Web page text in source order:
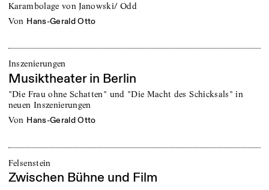
Karambolage von Janowski/ Odd
von Hans-Gerald Otto
Inszenierungen
Musiktheater in Berlin
"Die Frau ohne Schatten" und "Die Macht des Schicksals" in
neuen Inszenierungen
von Hans-Gerald Otto
Felsenstein
Zwischen Bühne und Film